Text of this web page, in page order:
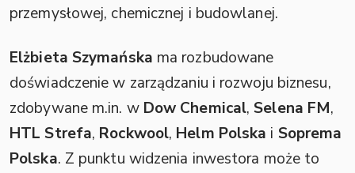
przemysłowej, chemicznej i budowlanej.
Elżbieta Szymańska ma rozbudowane
doświadczenie w zarządzaniu i rozwoju biznesu,
zdobywane m.in. w Dow Chemical,Selena FM,
HTL Strefa, Rockwool, Helm Polska i Soprema
Polska. Z punktu widzenia inwestora może to